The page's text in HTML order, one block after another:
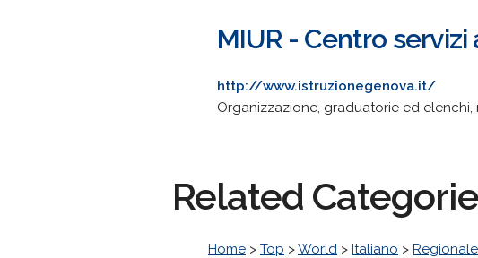
MIUR - Centro
http://www.istruzionegenova.it/
Organizzazione, graduatorie ed
Related
Home > Top >World > Italiano > Regionale